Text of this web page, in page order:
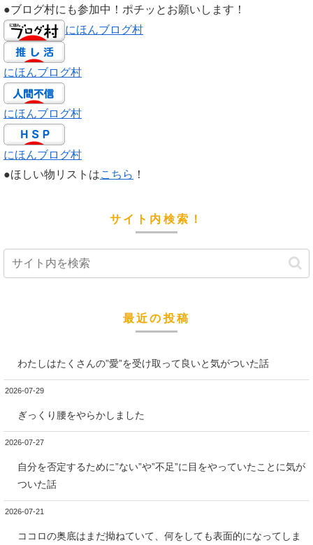
●ブログ村にも参加中！ポチッとお願いします！
にほんブログ村
にほんブログ村
にほんブログ村
にほんブログ村
●ほしい物リストはこちら ！
サイト内検索！
最近の投稿
わたしはたくさんの”愛”を受け取って良いと気がついた話
2026-07-29
ぎっくり腰をやらかしました
2026-07-27
自分を否定するために”ない”や”不足”に目をやっていたことに気が
ついた話
2026-07-21
ココロの奥底はまだ拗ねていて、何をしても表面的になってしま